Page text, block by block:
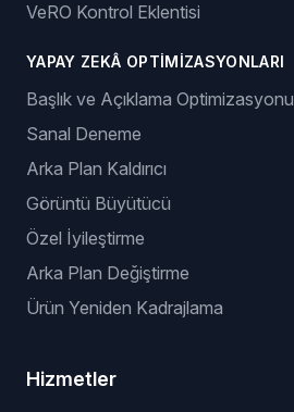
VeRO Kontrol Eklentisi
YAPAY ZEKÂ OPTIMIZASYONLARI
Başlık ve Açıklama Optimizasyonu
Sanal Deneme
Arka Plan Kaldırıcı
Görüntü Büyütücü
Özel İyileştirme
Arka Plan Değiştirme
Ürün Yeniden Kadrajlama
Hizmetler